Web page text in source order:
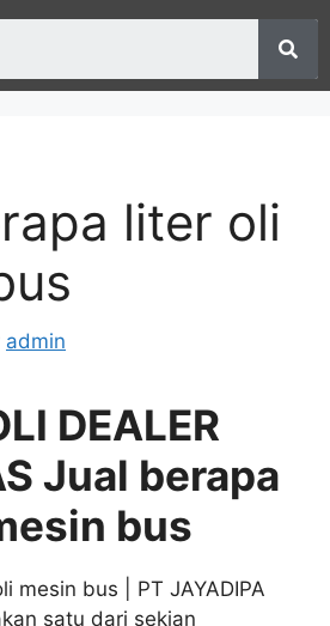
liter oli
admin
DEALER
Jual berapa
bus
mesin bus | PT JAYADIPA
satu dari sekian